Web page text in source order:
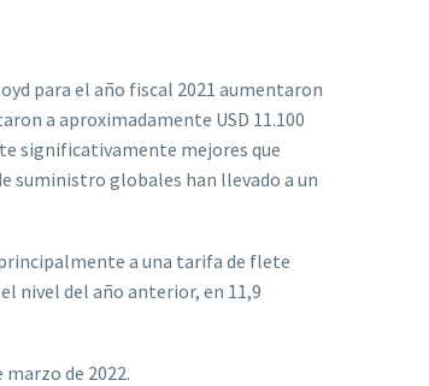
para el año fiscal 2021 aumentaron
a aproximadamente USD 11.100
significativamente mejores que
suministro globales han llevado a un
a una tarifa de flete
nivel del año anterior, en 11,9
de 2022.